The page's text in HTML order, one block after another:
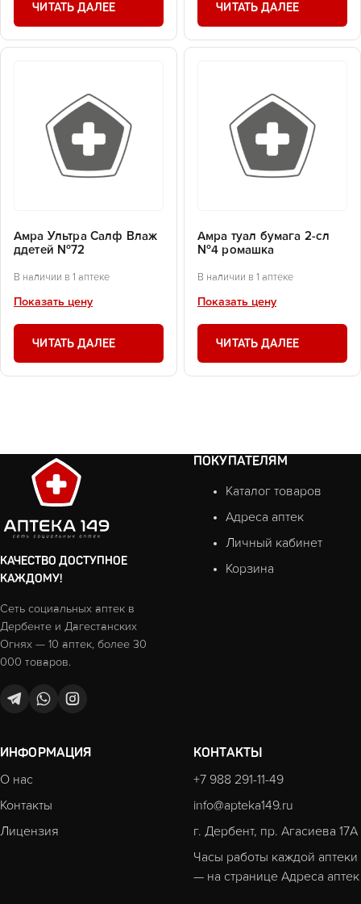
ЧИТАТЬ ДАЛЕЕ ЧИТАТЬ ДАЛЕЕ
Амра Ультра Салф Влаж
ддетей №72
В наличии в 1 аптеке
Показать цену
ЧИТАТЬ ДАЛЕЕ
Амра туал бумага 2-сл
№4 ромашка
В наличии в 1 аптеке
Показать цену
ЧИТАТЬ ДАЛЕЕ
КАЧЕСТВО ДОСТУПНОЕ
КАЖДОМУ!
Сеть социальных аптек в
Дербенте и Дагестанских
Огнях — 10 аптек, более 30
000 товаров.
ПОКУПАТЕЛЯМ
Каталог товаров
Адреса аптек
Личный кабинет
Корзина
ИНФОРМАЦИЯ
О нас
Контакты
Лицензия
КОНТАКТЫ
+7 988 291-11-49
info@apteka149.ru
г. Дербент, пр. Агасиева 17А
Часы работы каждой аптеки
— на странице Адреса аптек